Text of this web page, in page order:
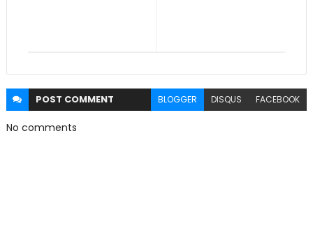
POST COMMENT BLOGGER DISQUS FACEBOOK
No comments